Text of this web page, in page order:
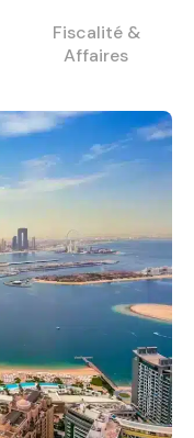
Fiscalité &
Affaires